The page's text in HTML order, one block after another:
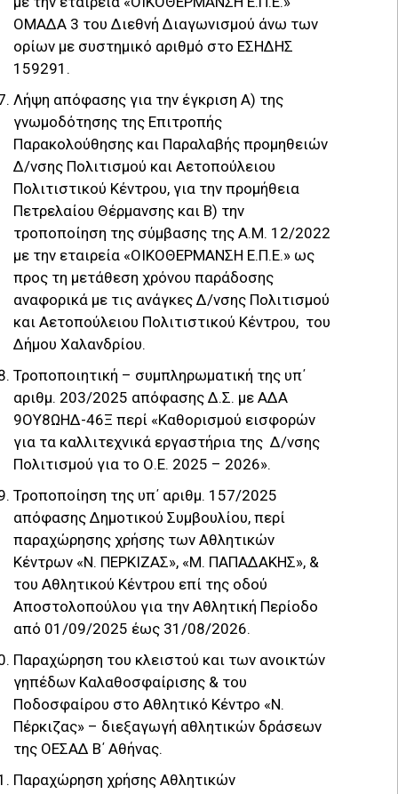
ΟΜΑΔΑ 3 του Διεθνή Διαγωνισμού άνω των
ορίων με συστημικό αριθμό στο ΕΣΗΔΗΣ
159291.
Λήψη απόφασης για την έγκριση Α) της
γνωμοδότησης της Επιτροπής
Παρακολούθησης και Παραλαβής προμηθειών
Δ/νσης Πολιτισμού και Αετοπούλειου
Πολιτιστικού Κέντρου, για την προμήθεια
Πετρελαίου Θέρμανσης και Β) την
τροποποίηση της σύμβασης της Α.Μ. 12/2022
με την εταιρεία «ΟΙΚΟΘΕΡΜΑΝΣΗ Ε.Π.Ε.» ως
προς τη μετάθεση χρόνου παράδοσης
αναφορικά με τις ανάγκες Δ/νσης Πολιτισμού
και Αετοπούλειου Πολιτιστικού Κέντρου, του
Δήμου Χαλανδρίου.
Τροποποιητική – συμπληρωματική της υπ΄
αριθμ. 203/2025 απόφασης Δ.Σ. με ΑΔΑ
9ΟΥ8ΩΗΔ-46Ξ περί «Καθορισμού εισφορών
για τα καλλιτεχνικά εργαστήρια της Δ/νσης
Πολιτισμού για το Ο.Ε. 2025 – 2026».
Τροποποίηση της υπ΄ αριθμ. 157/2025
απόφασης Δημοτικού Συμβουλίου, περί
παραχώρησης χρήσης των Αθλητικών
Κέντρων «Ν. ΠΕΡΚΙΖΑΣ», «Μ. ΠΑΠΑΔΑΚΗΣ», &
του Αθλητικού Κέντρου επί της οδού
Αποστολοπούλου για την Αθλητική Περίοδο
από 01/09/2025 έως 31/08/2026.
Παραχώρηση του κλειστού και των ανοικτών
γηπέδων Καλαθοσφαίρισης & του
Ποδοσφαίρου στο Αθλητικό Κέντρο «Ν.
Πέρκιζας» – διεξαγωγή αθλητικών δράσεων
της ΟΕΣΑΔ Β΄ Αθήνας.
Παραχώρηση χρήσης Αθλητικών